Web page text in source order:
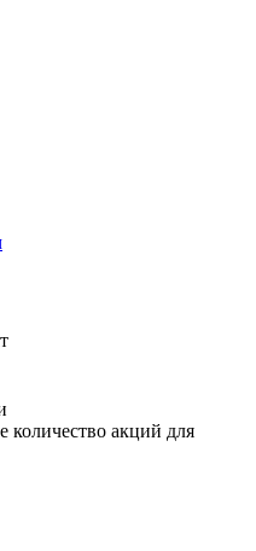
акций для